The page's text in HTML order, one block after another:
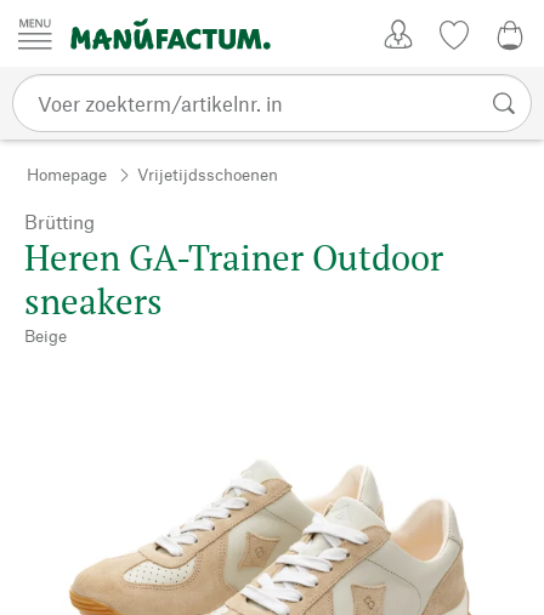
Passer au contenu
Homepage Vrijetijdsschoenen
Brütting
Heren GA-Trainer Outdoor
sneakers
Beige